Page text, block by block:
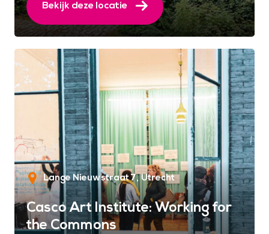
Bekijk deze locatie
Lange Nieuwstraat 7 Utrecht
Casco Art Institute: Working for
the Commons